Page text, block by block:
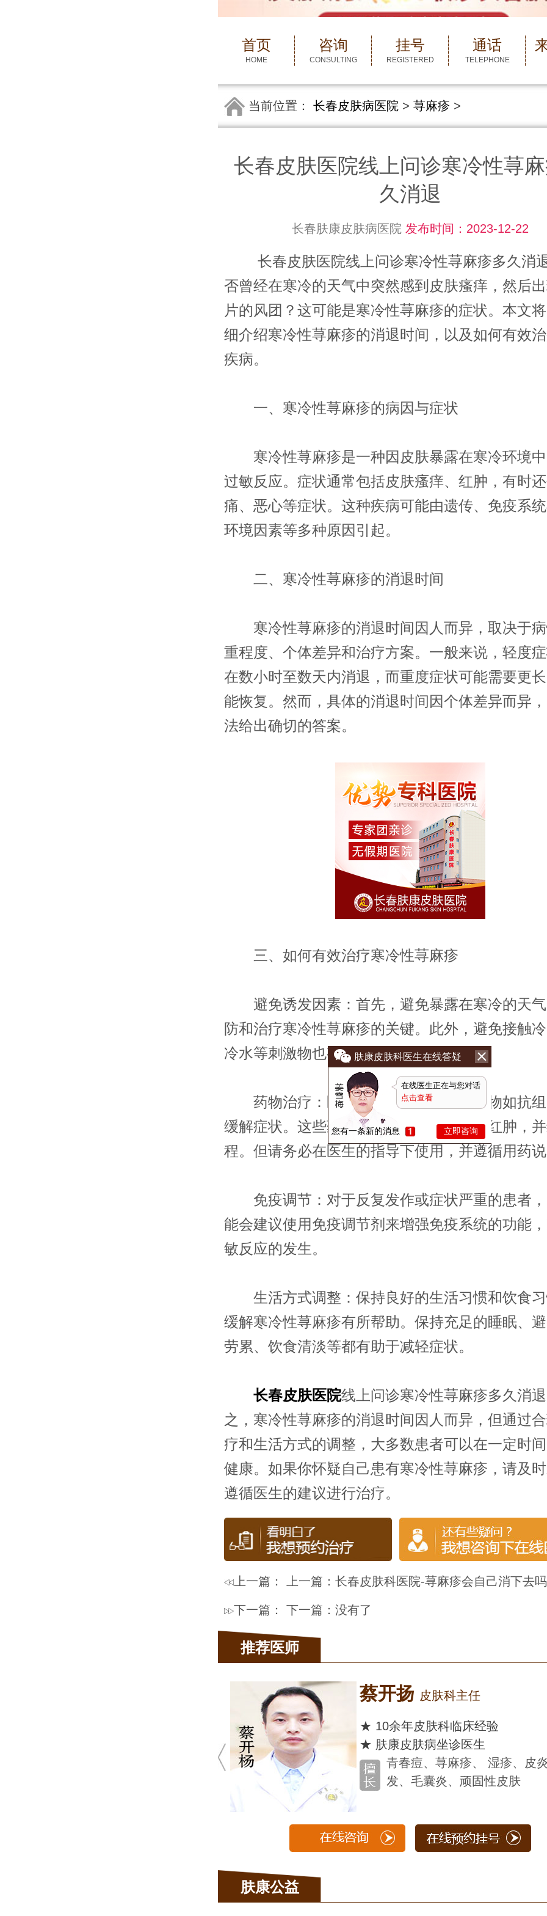
首页
HOME
咨询
CONSULTING
挂号
REGISTERED
通话
TELEPHONE
当前位置： 长春皮肤病医院 > 荨麻疹 >
长春皮肤医院线上问诊寒冷性荨
久消退
长春肤康皮肤病医院 发布时间：2023-12-22
长春皮肤医院线上问诊寒冷性荨麻疹多久消
否曾经在寒冷的天气中突然感到皮肤瘙痒，然后
片的风团？这可能是寒冷性荨麻疹的症状。本文
细介绍寒冷性荨麻疹的消退时间，以及如何有效
疾病。
一、寒冷性荨麻疹的病因与症状
寒冷性荨麻疹是一种因皮肤暴露在寒冷环境中
过敏反应。症状通常包括皮肤瘙痒、红肿，有时
痛、恶心等症状。这种疾病可能由遗传、免疫系
环境因素等多种原因引起。
二、寒冷性荨麻疹的消退时间
寒冷性荨麻疹的消退时间因人而异，取决于病
重程度、个体差异和治疗方案。一般来说，轻度
在数小时至数天内消退，而重度症状可能需要更
能恢复。然而，具体的消退时间因个体差异而异
法给出确切的答案。
三、如何有效治疗寒冷性荨麻疹
避免诱发因素：首先，避免暴露在寒冷的天气
防和治疗寒冷性荨麻疹的关键。此外，避免接触冷
冷水等刺激物也有助于缓解症状。
药物治疗：医生可能会开具抗过敏药物如抗组
缓解症状。这些药物可以帮助减轻瘙痒和红肿，
程。但请务必在医生的指导下使用，并遵循用药说
免疫调节：对于反复发作或症状严重的患者，
能会建议使用免疫调节剂来增强免疫系统的功能
敏反应的发生。
生活方式调整：保持良好的生活习惯和饮食习
缓解寒冷性荨麻疹有所帮助。保持充足的睡眠、
劳累、饮食清淡等都有助于减轻症状。
长春皮肤医院线上问诊寒冷性荨麻疹多久消
之，寒冷性荨麻疹的消退时间因人而异，但通过
疗和生活方式的调整，大多数患者可以在一定时
健康。如果你怀疑自己患有寒冷性荨麻疹，请及
遵循医生的建议进行治疗。
上一篇： 上一篇： 长春皮肤科医院-荨麻疹会自己消下去吗
下一篇： 下一篇：没有了
推荐医师
青春痘、荨麻疹、 湿疹、皮炎、脱
姜雪梅主任医师
★ 20余年皮肤科临床经
★ 肤康皮肤科坐诊医生
脱发、荨麻疹，腋
皮肤病、顽固性痤
肤康公益
肤康皮肤科医生在线答疑
在线医生正在与您对话
点击查看
您有一条新的消息 立即咨询